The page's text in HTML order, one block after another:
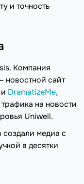
и точность
Компания
новостной сайт
и DramatizeMe,
на новости
Uniwell.
создали медиа с
в десятки